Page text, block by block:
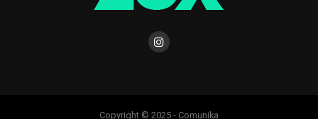
Copyright © 2025 - Comunika